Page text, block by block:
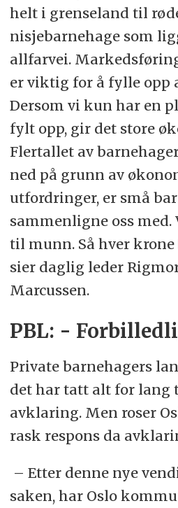
helt i grenseland til
nisjebarnehage som
allfarvei.
er viktig for å fylle opp
Dersom vi kun har en
fylt opp, gir det store
Flertallet av
ned på grunn av
utfordringer, er små
sammenligne oss
til munn. Så hver
sier daglig leder
Marcussen.
PBL: -
Private barnehagers
det har tatt alt for lang
avklaring. Men roser
rask respons da
– Etter denne nye
saken, har Oslo